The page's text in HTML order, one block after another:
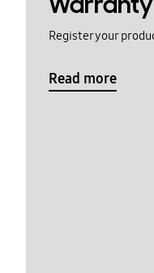
Register your
Read more